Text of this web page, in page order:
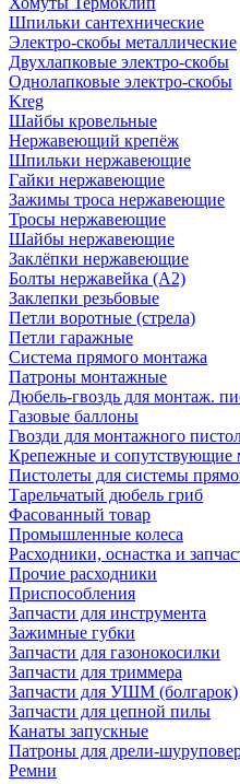
Шпильки сантехнические
Электро-скобы металлические
Двухлапковые электро-скобы
Однолапковые электро-скобы
Kreg
Шайбы кровельные
Нержавеющий крепёж
Шпильки нержавеющие
Гайки нержавеющие
Зажимы троса нержавеющие
Тросы нержавеющие
Шайбы нержавеющие
Заклёпки нержавеющие
Болты нержавейка (А2)
Заклепки резьбовые
Петли воротные (стрела)
Петли гаражные
Система прямого монтажа
Патроны монтажные
Дюбель-гвоздь для монтаж.
Газовые баллоны
Гвозди для монтажного
Крепежные и сопутствующие
Пистолеты для системы
Тарельчатый дюбель гриб
Фасованный товар
Промышленные колеса
Расходники, оснастка и
Прочие расходники
Приспособления
Запчасти для инструмента
Зажимные губки
Запчасти для газонокосилки
Запчасти для триммера
Запчасти для УШМ (болгарок)
Запчасти для цепной пилы
Канаты запускные
Патроны для дрели-
Ремни